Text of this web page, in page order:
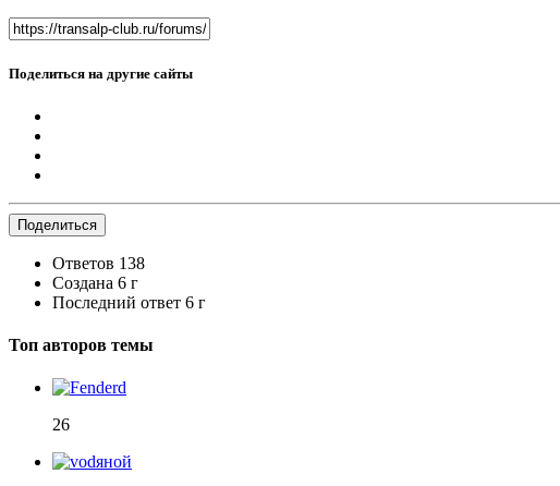
Поделиться на другие сайты
Поделиться
Ответов 138
Создана 6 г
Последний ответ 6 г
Топ авторов темы
26